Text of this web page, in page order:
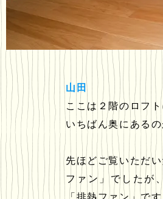
山田
ここは２階のロフ
いちばん奥にある
先ほどご覧いただ
ファン」でしたが
「排熱ファン」で